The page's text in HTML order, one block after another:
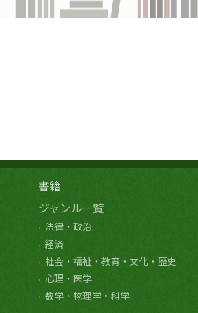
書籍
ジャンル一覧
法律・政治
経済
社会・福祉・教育・文化・歴史
心理・医学
数学・物理学・科学